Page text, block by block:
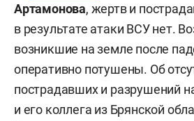
Артамонова, жертв и
в результате атаки ВСУ нет.
возникшие на земле после
оперативно потушены. Об
пострадавших и разрушений
и его коллега из Брянской